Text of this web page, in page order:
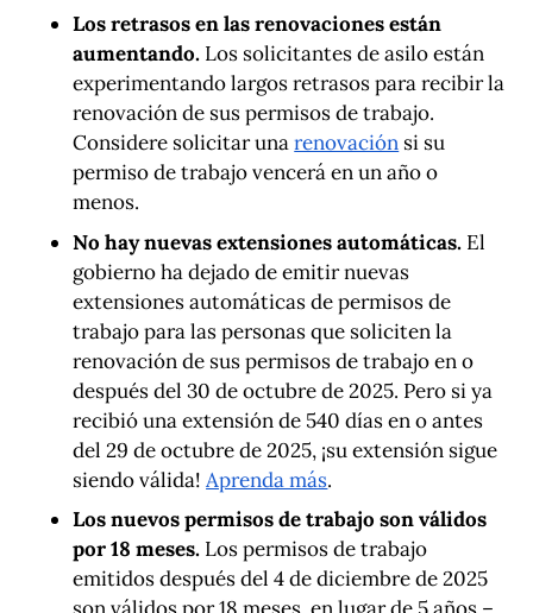
Los retrasos en las renovaciones están
aumentando. Los solicitantes de asilo están
experimentando largos retrasos para recibir la
renovación de sus permisos de trabajo.
Considere solicitar unarenovación si su
permiso de trabajo vencerá en un año o
menos.
No hay nuevas extensiones automáticas. El
gobierno ha dejado de emitir nuevas
extensiones automáticas de permisos de
trabajo para las personas que soliciten la
renovación de sus permisos de trabajo en o
después del 30 de octubre de 2025. Pero si ya
recibió una extensión de 540 días en o antes
del 29 de octubre de 2025, ¡su extensión sigue
siendo válida!Aprenda más.
Los nuevos permisos de trabajo son válidos
por 18 meses. Los permisos de trabajo
emitidos después del 4 de diciembre de 2025